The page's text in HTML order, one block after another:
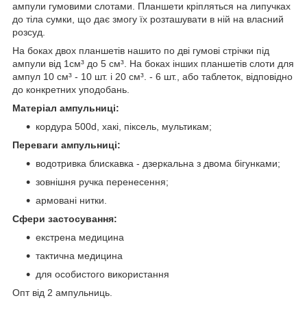
ампули гумовими слотами. Планшети кріпляться на липучках
до тіла сумки, що дає змогу їх розташувати в ній на власний
розсуд.
На боках двох планшетів нашито по дві гумові стрічки під
ампули від 1см³ до 5 см³. На боках інших планшетів слоти для
ампул 10 см³ - 10 шт. і 20 см³. - 6 шт., або таблеток, відповідно
до конкретних уподобань.
Матеріал ампульниці:
кордура 500d, хакі, піксель, мультикам;
Переваги ампульниці:
водотривка блискавка - дзеркальна з двома бігунками;
зовнішня ручка перенесення;
армовані нитки.
Сфери застосування:
екстрена медицина
тактична медицина
для особистого використання
Опт від 2 ампульниць.